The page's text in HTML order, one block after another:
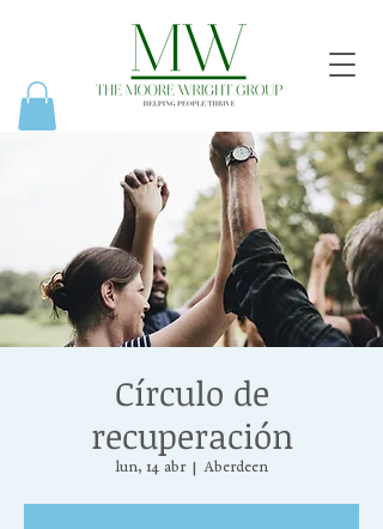
Círculo de
recuperación
lun, 14 abr
  |
Aberdeen